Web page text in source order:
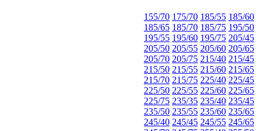
155/70 175/70 185/55 185/60
185/65 185/70 185/75 195/50
195/55 195/60 195/75 205/45
205/50 205/55 205/60 205/65
205/70 205/75 215/40 215/45
215/50 215/55 215/60 215/65
215/70 215/75 225/40 225/45
225/50 225/55 225/60 225/65
225/75 235/35 235/40 235/45
235/50 235/55 235/60 235/65
245/40 245/45 245/55 245/65